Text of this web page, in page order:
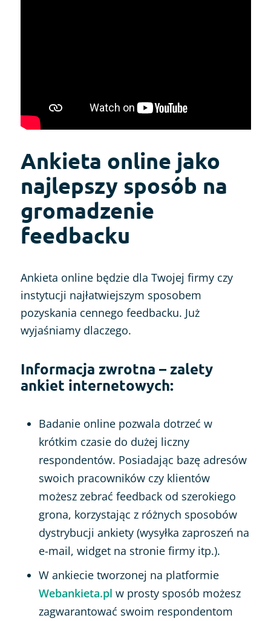
Ankieta online jako
najlepszy sposób na
gromadzenie
feedbacku
Ankieta online będzie dla Twojej firmy czy
instytucji najłatwiejszym sposobem
pozyskania cennego feedbacku. Już
wyjaśniamy dlaczego.
Informacja zwrotna – zalety
ankiet internetowych:
Badanie online pozwala dotrzeć w
krótkim czasie do dużej liczny
respondentów. Posiadając bazę adresów
swoich pracowników czy klientów
możesz zebrać feedback od szerokiego
grona, korzystając z różnych sposobów
dystrybucji ankiety (wysyłka zaproszeń na
e-mail, widget na stronie firmy itp.).
W ankiecie tworzonej na platformie
Webankieta.pl w prosty sposób możesz
zagwarantować swoim respondentom